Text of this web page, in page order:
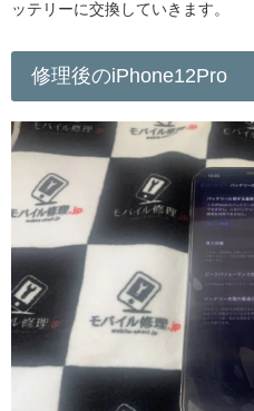
ッテリーに交換していきます。
修理後のiPhone12Pro